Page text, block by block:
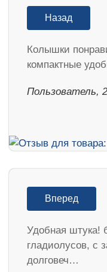
Назад
Колышки
компактные
Пользователь,
Вперед
Удобная штука!
гладиолусов, с
долговеч…